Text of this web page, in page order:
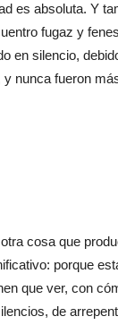
es absoluta. Y
fugaz y
en silencio,
nunca fueron
cosa que
porque
que ver, con
de